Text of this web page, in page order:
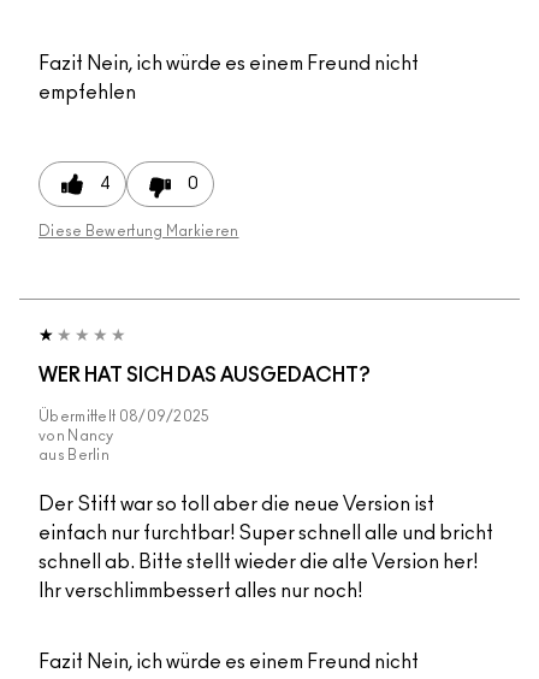
Fazit Nein, ich würde es einem Freund nicht
empfehlen
4 0
Diese Bewertung Markieren
WER HAT SICH DAS AUSGEDACHT?
Übermittelt 08/09/2025
von Nancy
aus Berlin
Der Stift war so toll aber die neue Version ist
einfach nur furchtbar! Super schnell alle und bricht
schnell ab. Bitte stellt wieder die alte Version her!
Ihr verschlimmbessert alles nur noch!
Fazit Nein, ich würde es einem Freund nicht